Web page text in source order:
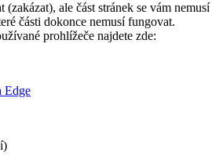
ale část stránek se vám nemusí
části dokonce nemusí fungovat.
prohlížeče najdete zde:
Edge